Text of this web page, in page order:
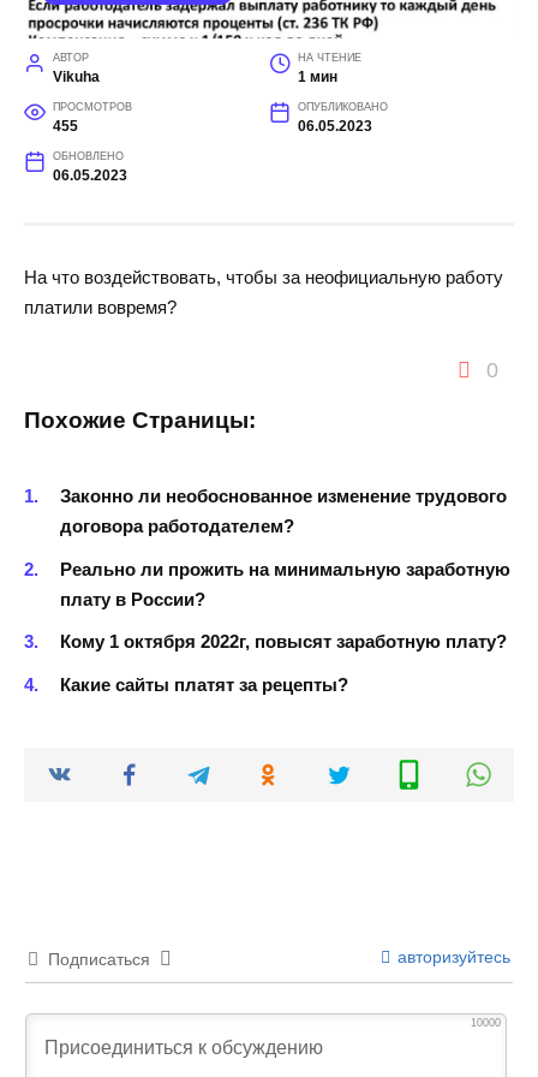
АВТОР
Vikuha
НА ЧТЕНИЕ
1 мин
ПРОСМОТРОВ
455
ОПУБЛИКОВАНО
06.05.2023
ОБНОВЛЕНО
06.05.2023
На что воздействовать, чтобы за неофициальную работу
платили вовремя?
0
Похожие Страницы:
Законно ли необоснованное изменение трудового
договора работодателем?
Реально ли прожить на минимальную заработную
плату в России?
Кому 1 октября 2022г, повысят заработную плату?
Какие сайты платят за рецепты?
Подписаться авторизуйтесь
10000